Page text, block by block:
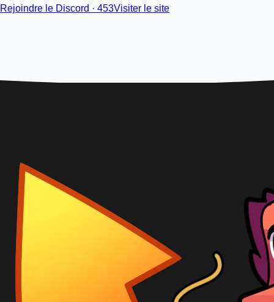
Rejoindre le Discord · 453Visiter le site